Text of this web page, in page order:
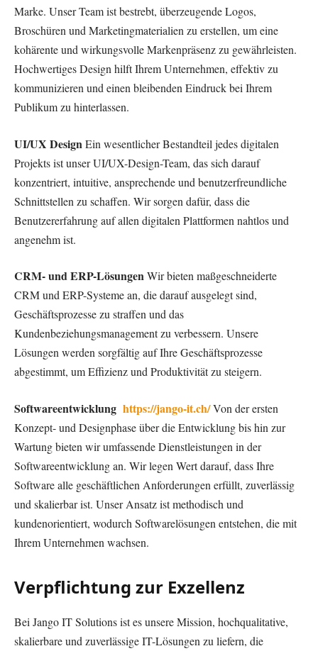
Marke. Unser Team ist bestrebt, überzeugende Logos,
Broschüren und Marketingmaterialien zu erstellen, um eine
kohärente und wirkungsvolle Markenpräsenz zu gewährleisten.
Hochwertiges Design hilft Ihrem Unternehmen, effektiv zu
kommunizieren und einen bleibenden Eindruck bei Ihrem
Publikum zu hinterlassen.
UI/UX Design Ein wesentlicher Bestandteil jedes digitalen
Projekts ist unser UI/UX-Design-Team, das sich darauf
konzentriert, intuitive, ansprechende und benutzerfreundliche
Schnittstellen zu schaffen. Wir sorgen dafür, dass die
Benutzererfahrung auf allen digitalen Plattformen nahtlos und
angenehm ist.
CRM- und ERP-LösungenWir bieten maßgeschneiderte
CRM und ERP-Systeme an, die darauf ausgelegt sind,
Geschäftsprozesse zu straffen und das
Kundenbeziehungsmanagement zu verbessern. Unsere
Lösungen werden sorgfältig auf Ihre Geschäftsprozesse
abgestimmt, um Effizienz und Produktivität zu steigern.
Softwareentwicklung https://jango-it.ch/Von der ersten
Konzept- und Designphase über die Entwicklung bis hin zur
Wartung bieten wir umfassende Dienstleistungen in der
Softwareentwicklung an. Wir legen Wert darauf, dass Ihre
Software alle geschäftlichen Anforderungen erfüllt, zuverlässig
und skalierbar ist. Unser Ansatz ist methodisch und
kundenorientiert, wodurch Softwarelösungen entstehen, die mit
Ihrem Unternehmen wachsen.
Verpflichtung zur Exzellenz
Bei Jango IT Solutions ist es unsere Mission, hochqualitative,
skalierbare und zuverlässige IT-Lösungen zu liefern, die